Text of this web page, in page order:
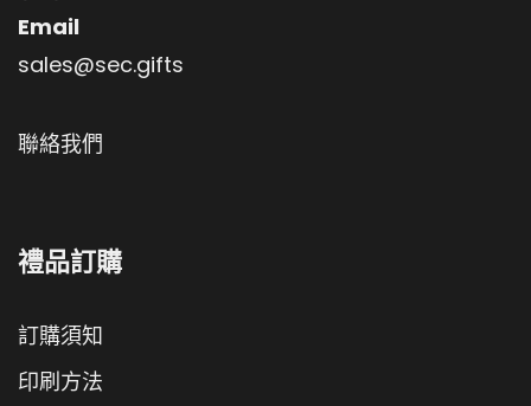
Email
sales@sec.gifts
聯絡我們
禮品訂購
訂購須知
印刷方法